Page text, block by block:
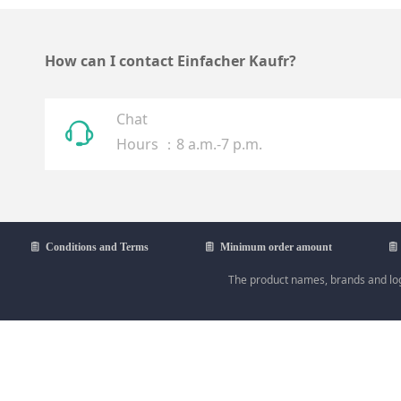
The product names, brands and
ꁩ Conditions and Terms ꁩ Minimum order amount ꁩ
How can I contact Einfacher Kaufr?
Chat
Hours ：8 a.m.-7 p.m.
ꁱ